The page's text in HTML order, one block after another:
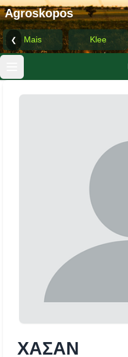
Agroskopos
❮ Mais Klee
ΧΑΣΑΝ